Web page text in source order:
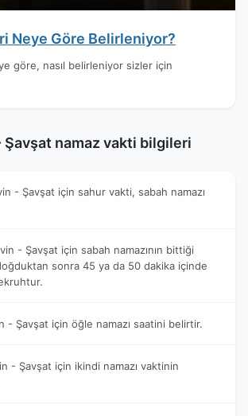
Neye Göre Belirleniyor?
göre, nasıl belirleniyor sizler için
namaz vakti bilgileri
- Şavşat için sahur vakti, sabah namazı
- Şavşat için sabah namazının bittiği
sonra 45 ya da 50 dakika içinde
- Şavşat için öğle namazı saatini belirtir.
- Şavşat için ikindi namazı vaktinin